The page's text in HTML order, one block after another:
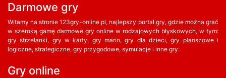
Darmowe gry
Witamy na stronie 123gry-online.pl, najlepszy portal gry, gdzie można grać
w szeroką gamę darmowe gry online w rodzajowych błyskowych, w tym:
gry strzelanki, gry w karty, gry mario, gry dla dzieci, gry planszowe i
logiczne, strategiczne, gry przygodowe, symulacje i inne gry.
Gry online